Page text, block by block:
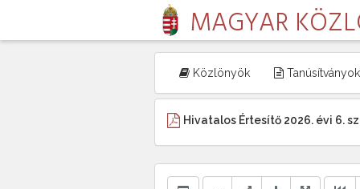
MAGYAR
Közlönyök Tanúsítványok
Hivatalos Értesítő 2026. évi 6.